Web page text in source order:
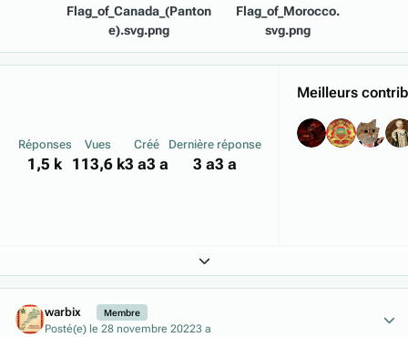
Réponses
1,5 k
Vues
113,6 k
Créé
3 a3 a
Dernière réponse
3 a3 a
Meilleurs
Expand topic overview
warbix Membre
Posté(e) le 28 novembre 20223 a